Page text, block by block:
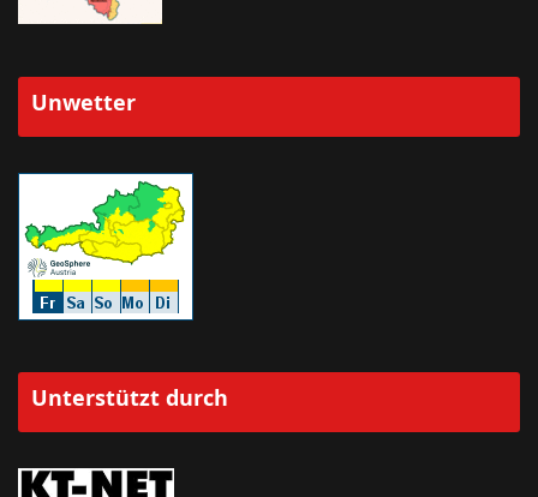
Unwetter
Unterstützt durch